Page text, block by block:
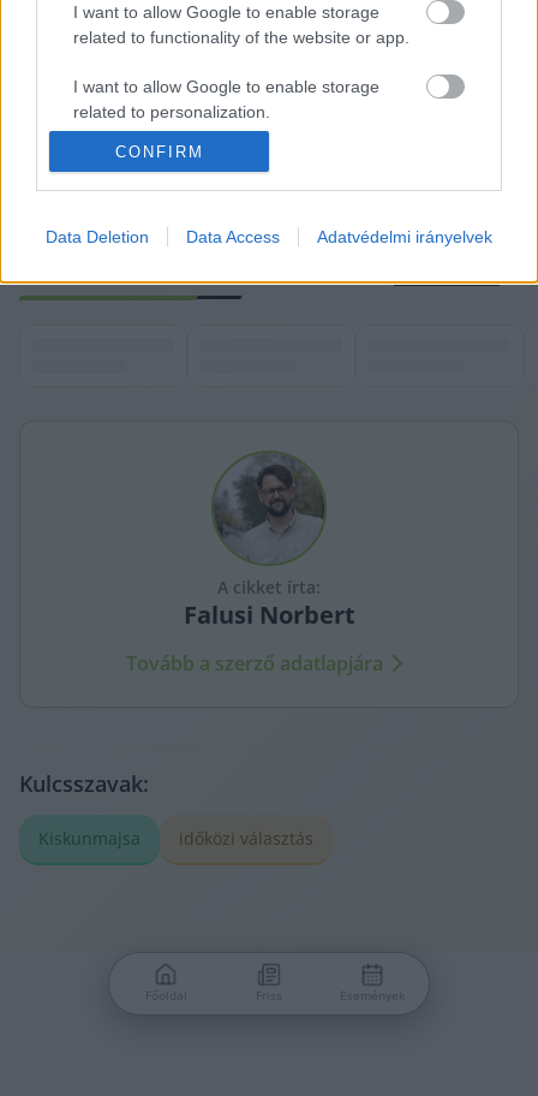
I want to allow Google to enable storage
related to functionality of the website or app.
I want to allow Google to enable storage
related to personalization.
I want to allow Google to enable storage
related to security, including authentication
user protection.
CONFIRM
Data Deletion Data Access Adatvédelmi irányelvek
bizottsági tag volt, nem történt változás a
K Összes videó
A cikket írta:
Falusi Norbert
Tovább a szerző adatlapjára
Kulcsszavak:
Kiskunmajsa időközi választás
Főoldal Friss Események